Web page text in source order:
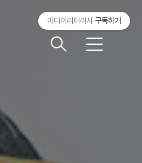
메
미디어리터러시 구독하기